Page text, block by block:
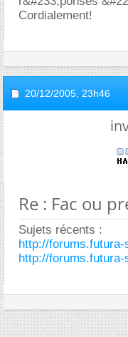
Cordialement!
20/12/2005, 23h46
Re : Fac ou
Sujets récents :
http://
http://